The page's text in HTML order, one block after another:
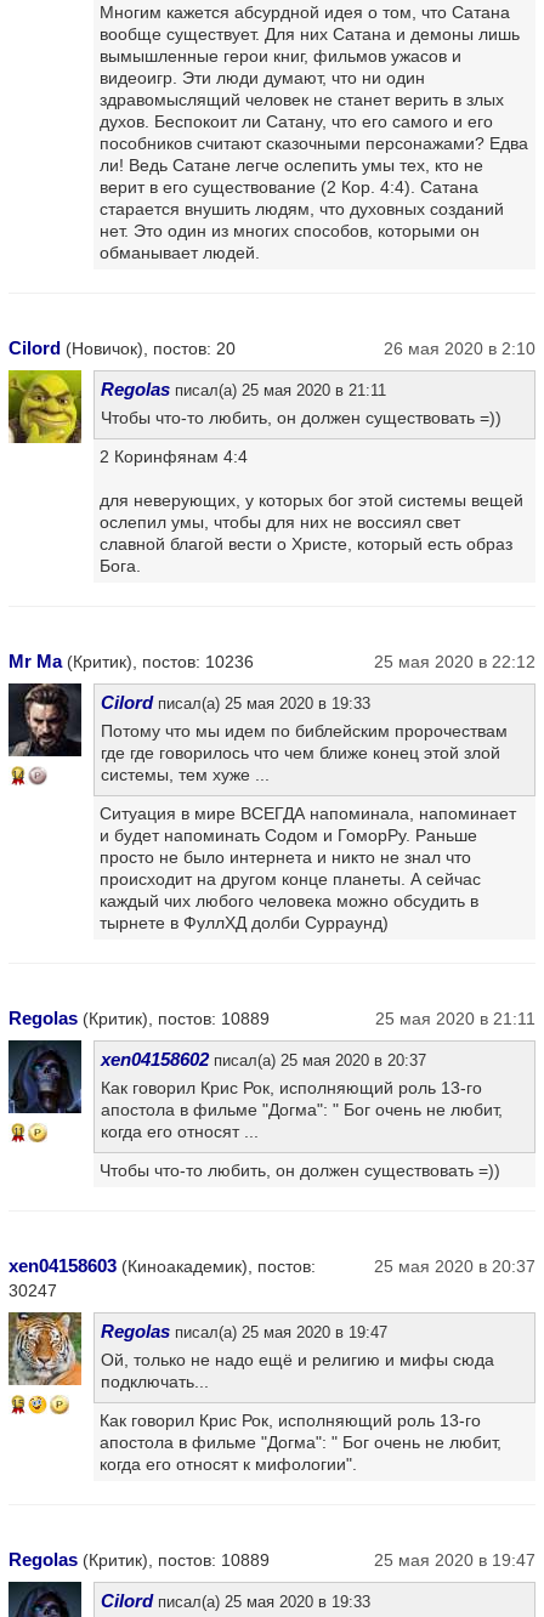
Многим кажется абсурдной идея о том, что Сатана
вообще существует. Для них Сатана и демоны лишь
вымышленные герои книг, фильмов ужасов и
видеоигр. Эти люди думают, что ни один
здравомыслящий человек не станет верить в злых
духов. Беспокоит ли Сатану, что его самого и его
пособников считают сказочными персонажами? Едва
ли! Ведь Сатане легче ослепить умы тех, кто не
верит в его существование (2 Кор. 4:4). Сатана
старается внушить людям, что духовных созданий
нет. Это один из многих способов, которыми он
обманывает людей.
Cilord (Новичок), постов: 20 26 мая 2020 в 2:10
Regolas писал(а) 25 мая 2020 в 21:11
Чтобы что-то любить, он должен существовать =))
2 Коринфянам 4:4
для неверующих, у которых бог этой системы вещей
ослепил умы, чтобы для них не воссиял свет
славной благой вести о Христе, который есть образ
Бога.
Mr Ma(Критик), постов: 10236 25 мая 2020 в 22:12
14
Cilordписал(а) 25 мая 2020 в 19:33
Потому что мы идем по библейским пророчествам
где где говорилось что чем ближе конец этой злой
системы, тем хуже ...
Ситуация в мире ВСЕГДА напоминала, напоминает
и будет напоминать Содом и ГоморРу. Раньше
просто не было интернета и никто не знал что
происходит на другом конце планеты. А сейчас
каждый чих любого человека можно обсудить в
тырнете в ФуллХД долби Сурраунд)
Regolas (Критик), постов: 10889 25 мая 2020 в 21:11
11
xen04158602писал(а) 25 мая 2020 в 20:37
Как говорил Крис Рок, исполняющий роль 13-го
апостола в фильме "Догма": " Бог очень не любит,
когда его относят ...
Чтобы что-то любить, он должен существовать =))
xen04158603 (Киноакадемик), постов:
30247
25 мая 2020 в 20:37
15
Regolas писал(а) 25 мая 2020 в 19:47
Ой, только не надо ещё и религию и мифы сюда
подключать...
Как говорил Крис Рок, исполняющий роль 13-го
апостола в фильме "Догма": " Бог очень не любит,
когда его относят к мифологии".
Regolas (Критик), постов: 10889 25 мая 2020 в 19:47
Cilordписал(а) 25 мая 2020 в 19:33